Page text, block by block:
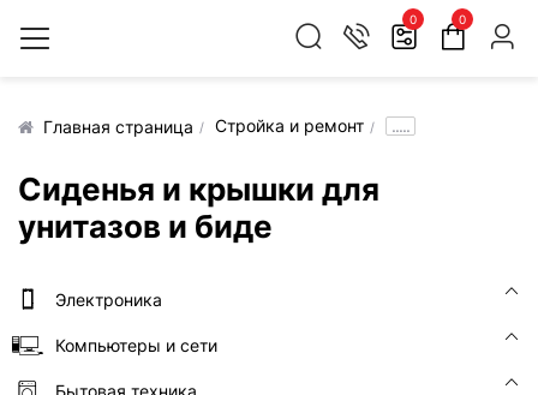
0 0
Главная страница Стройка и ремонт .....
Сиденья и крышки для
унитазов и биде
Электроника
Компьютеры и сети
Бытовая техника